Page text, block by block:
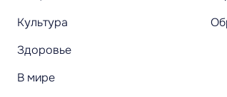
Культура
Здоровье
В мире